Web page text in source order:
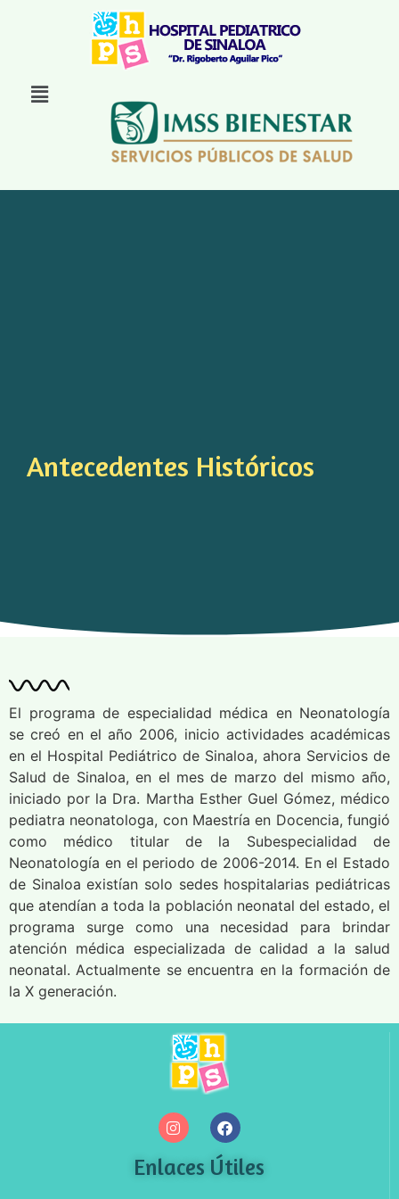
Antecedentes Históricos
El programa de especialidad médica en Neonatología
se creó en el año 2006, inicio actividades académicas
en el Hospital Pediátrico de Sinaloa, ahora Servicios de
Salud de Sinaloa, en el mes de marzo del mismo año,
iniciado por la Dra. Martha Esther Guel Gómez, médico
pediatra neonatologa, con Maestría en Docencia, fungió
como médico titular de la Subespecialidad de
Neonatología en el periodo de 2006-2014. En el Estado
de Sinaloa existían solo sedes hospitalarias pediátricas
que atendían a toda la población neonatal del estado, el
programa surge como una necesidad para brindar
atención médica especializada de calidad a la salud
neonatal. Actualmente se encuentra en la formación de
la X generación.
Enlaces Útiles